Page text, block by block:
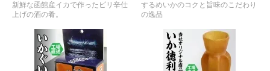
新鮮な函館産イカで作ったピリ辛仕
上げの酒の肴。
するめいかのコクと旨味のこだわり
の逸品